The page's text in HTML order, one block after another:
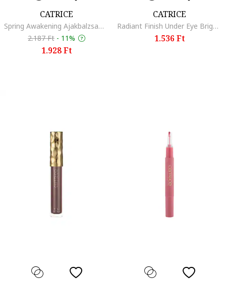
CATRICE
Spring Awakening Ajakbalzsam, C01 - Catrice Spring to life, 1.72 g
2.187 Ft - 11%
1.928 Ft
CATRICE
Radiant Finish Under Eye Brightener Setting Powder 020 laza púder, 2.3 g
1.536 Ft